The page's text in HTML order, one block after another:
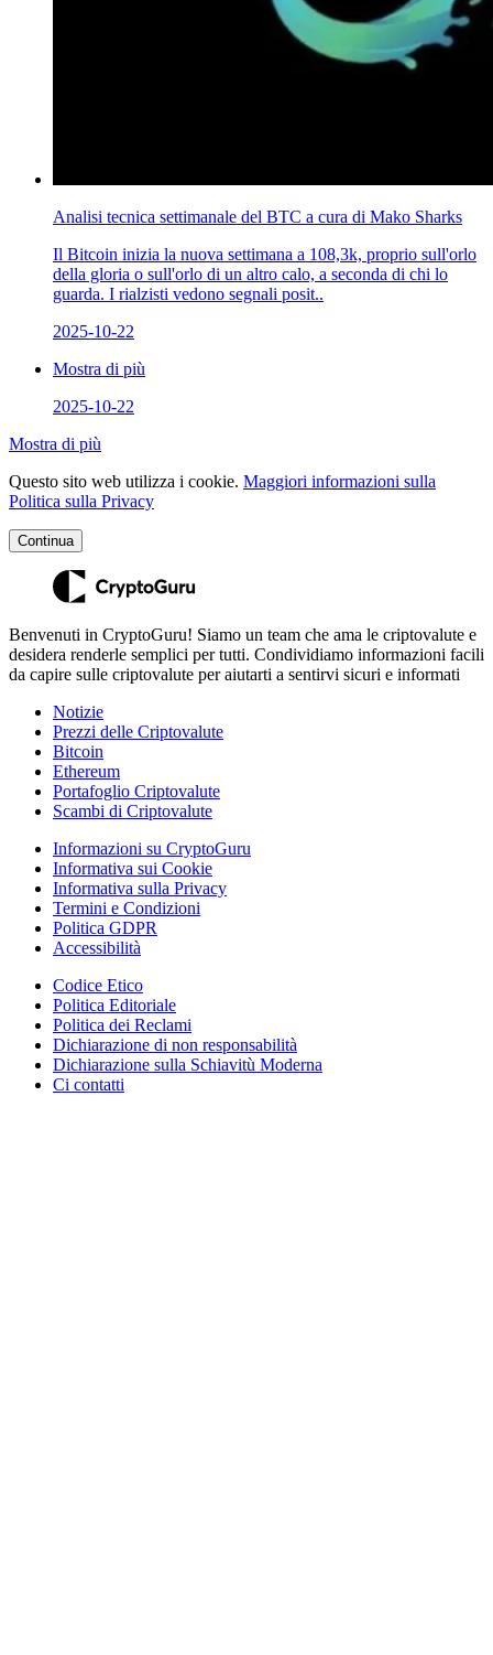
Analisi tecnica settimanale del BTC a cura di Mako Sharks
Il Bitcoin inizia la nuova settimana a 108,3k, proprio sull'orlo
della gloria o sull'orlo di un altro calo, a seconda di chi lo
guarda. I rialzisti vedono segnali posit..
2025-10-22
Mostra di più
2025-10-22
Mostra di più
Questo sito web utilizza i cookie. Maggiori informazioni sulla
Politica sulla Privacy
Continua
Benvenuti in CryptoGuru! Siamo un team che ama le criptovalute e
desidera renderle semplici per tutti. Condividiamo informazioni facili
da capire sulle criptovalute per aiutarti a sentirvi sicuri e informati
Notizie
Prezzi delle Criptovalute
Bitcoin
Ethereum
Portafoglio Criptovalute
Scambi di Criptovalute
Informazioni su CryptoGuru
Informativa sui Cookie
Informativa sulla Privacy
Termini e Condizioni
Politica GDPR
Accessibilità
Codice Etico
Politica Editoriale
Politica dei Reclami
Dichiarazione di non responsabilità
Dichiarazione sulla Schiavitù Moderna
Ci contatti